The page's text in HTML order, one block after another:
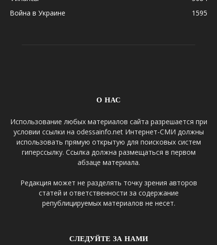
Война в Украине
1595
О НАС
Использование любых материалов сайта разрешается при
условии ссылки на odessainfo.net Интернет-СМИ должны
использовать прямую открытую для поисковых систем
гиперссылку. Ссылка должна размещаться в первом
абзаце материала.
Редакция может не разделять точку зрения авторов
статей и ответственности за содержание
републицируемых материалов не несет.
СЛЕДУЙТЕ ЗА НАМИ